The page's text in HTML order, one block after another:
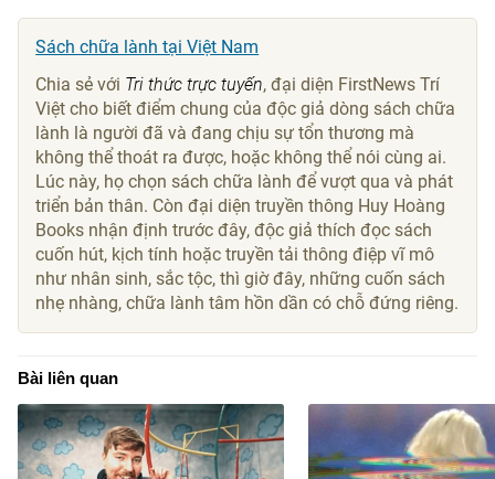
Sách chữa lành tại Việt Nam
Chia sẻ với Tri thức trực tuyến, đại diện FirstNews Trí
Việt cho biết điểm chung của độc giả dòng sách chữa
lành là người đã và đang chịu sự tổn thương mà
không thể thoát ra được, hoặc không thể nói cùng ai.
Lúc này, họ chọn sách chữa lành để vượt qua và phát
triển bản thân. Còn đại diện truyền thông Huy Hoàng
Books nhận định trước đây, độc giả thích đọc sách
cuốn hút, kịch tính hoặc truyền tải thông điệp vĩ mô
như nhân sinh, sắc tộc, thì giờ đây, những cuốn sách
nhẹ nhàng, chữa lành tâm hồn dần có chỗ đứng riêng.
Bài liên quan